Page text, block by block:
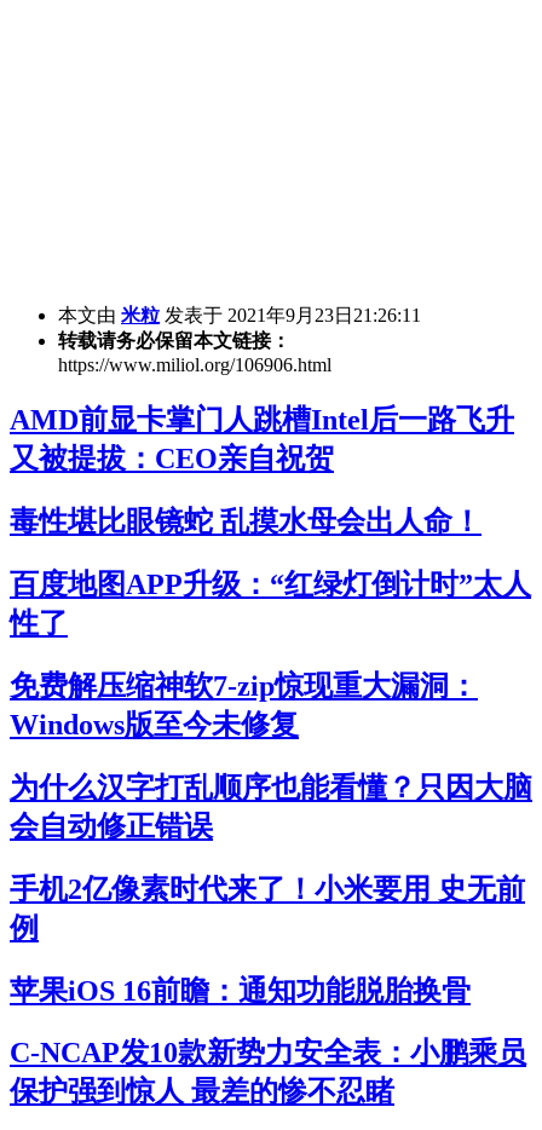
本文由 米粒 发表于 2021年9月23日21:26:11
转载请务必保留本文链接：
https://www.miliol.org/106906.html
AMD前显卡掌门人跳槽Intel后一路飞升
又被提拔：CEO亲自祝贺
毒性堪比眼镜蛇 乱摸水母会出人命！
百度地图APP升级：“红绿灯倒计时”太人
性了
免费解压缩神软7-zip惊现重大漏洞：
Windows版至今未修复
为什么汉字打乱顺序也能看懂？只因大脑
会自动修正错误
手机2亿像素时代来了！小米要用 史无前
例
苹果iOS 16前瞻：通知功能脱胎换骨
C-NCAP发10款新势力安全表：小鹏乘员
保护强到惊人 最差的惨不忍睹